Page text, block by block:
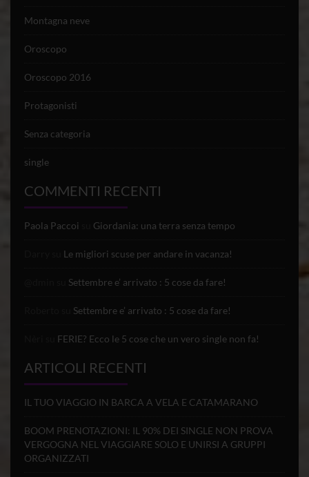
Montagna neve
Oroscopo
Oroscopo 2016
Protagonisti
Senza categoria
single
COMMENTI RECENTI
Paola Paccoi Giordania: una terra senza tempo
Le migliori scuse per andare in vacanza!
Settembre e’ arrivato : 5 cose da fare!
Settembre e’ arrivato : 5 cose da fare!
FERIE? Ecco le 5 cose che un vero single non fa!
ARTICOLI RECENTI
IL TUO VIAGGIO IN BARCA A VELA E CATAMARANO
BOOM PRENOTAZIONI: IL 90% DEI SINGLE NON PROVA
VERGOGNA NEL VIAGGIARE SOLO E UNIRSI A GRUPPI
ORGANIZZATI